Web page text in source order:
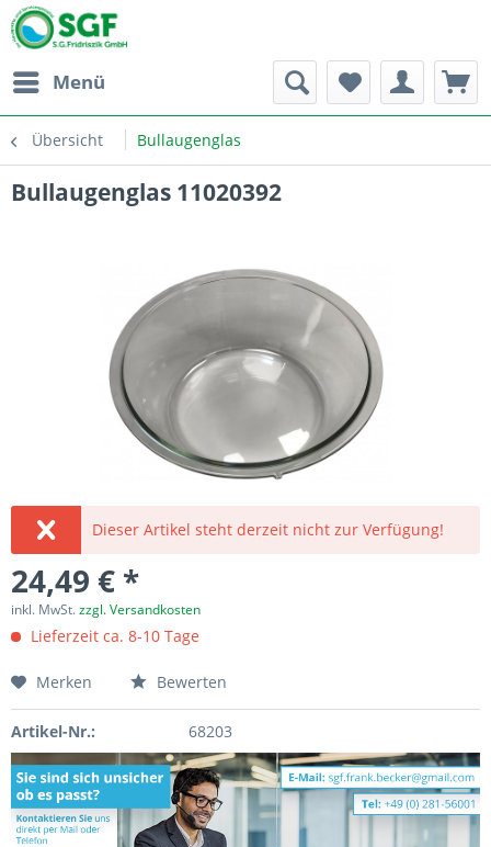
Menü
Übersicht Bullaugenglas
Bullaugenglas 11020392
Dieser Artikel steht derzeit nicht zur Verfügung!
24,49 € *
inkl. MwSt.zzgl. Versandkosten
Lieferzeit ca. 8-10 Tage
Merken Bewerten
Artikel-Nr.: 68203